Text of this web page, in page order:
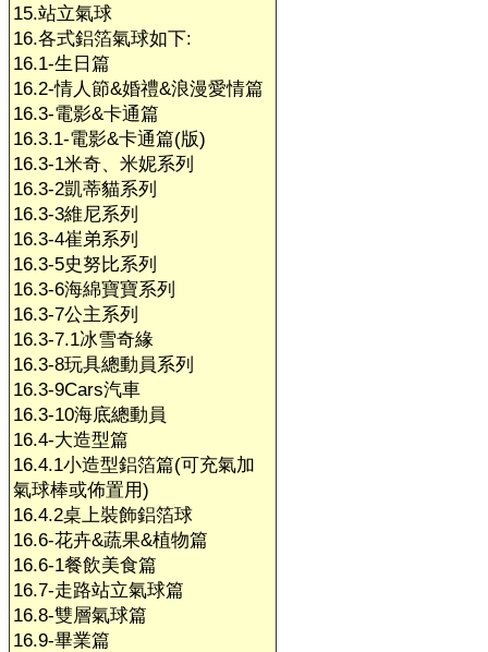
15.站立氣球
16.各式鋁箔氣球如下:
16.1-生日篇
16.2-情人節&婚禮&浪漫愛情篇
16.3-電影&卡通篇
16.3.1-電影&卡通篇(版)
16.3-1米奇、米妮系列
16.3-2凱蒂貓系列
16.3-3維尼系列
16.3-4崔弟系列
16.3-5史努比系列
16.3-6海綿寶寶系列
16.3-7公主系列
16.3-7.1冰雪奇緣
16.3-8玩具總動員系列
16.3-9Cars汽車
16.3-10海底總動員
16.4-大造型篇
16.4.1小造型鋁箔篇(可充氣加
氣球棒或佈置用)
16.4.2桌上裝飾鋁箔球
16.6-花卉&蔬果&植物篇
16.6-1餐飲美食篇
16.7-走路站立氣球篇
16.8-雙層氣球篇
16.9-畢業篇